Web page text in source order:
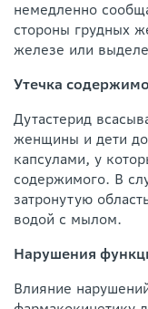
немедленно
стороны грудных
железе или
Утечка
Дутастерид
женщины и дети
капсулами, у
содержимого. В
затронутую
водой с мылом.
Нарушения
Влияние